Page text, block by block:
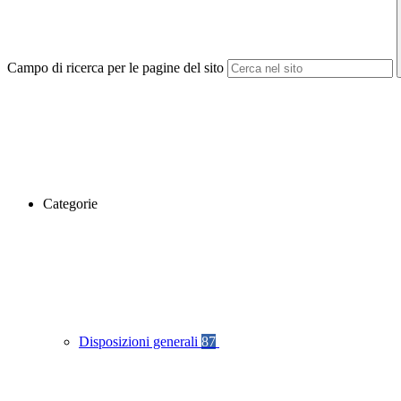
Campo di ricerca per le pagine del sito
Categorie
Disposizioni generali 87